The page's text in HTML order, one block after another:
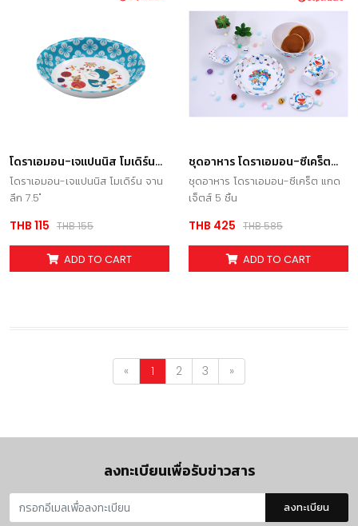
โดราเอมอน-เจแปนนิส โมเดิร์น
จานลึก 7.5
โดราเอมอน-เจแปนนิส โมเดิร์น จาน
ลึก 7.5"
THB 115 THB 155
ADD TO CART
ชุดอาหาร โดราเอมอน-ซีเคร็ต
แกดเจ็ตส์ 5 ชิ้น
ชุดอาหาร โดราเอมอน-ซีเคร็ต แกด
เจ็ตส์ 5 ชิ้น
THB 425 THB 585
ADD TO CART
« 1 2 3 »
ลงทะเบียนเพื่อรับข่าวสาร
ลงทะเบียน